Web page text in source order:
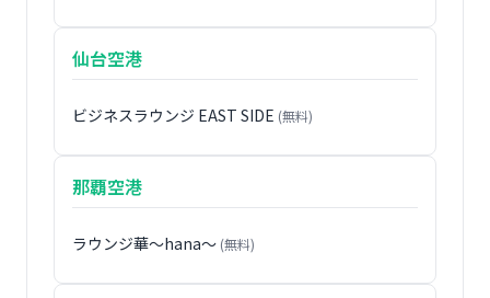
仙台空港
ビジネスラウンジ EAST SIDE (無料)
那覇空港
ラウンジ華〜hana〜 (無料)